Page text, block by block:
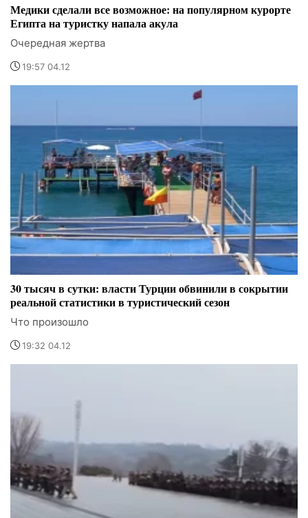
Медики сделали все возможное: на популярном курорте
Египта на туристку напала акула
Очередная жертва
19:57 04.12
30 тысяч в сутки: власти Турции обвинили в сокрытии
реальной статистики в туристический сезон
Что произошло
19:32 04.12